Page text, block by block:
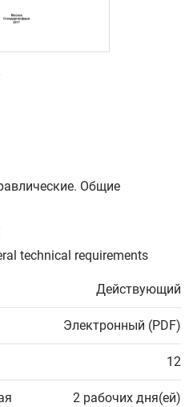
Общие
technical requirements
Действующий
Электронный (PDF)
12
2 рабочих дня(ей)